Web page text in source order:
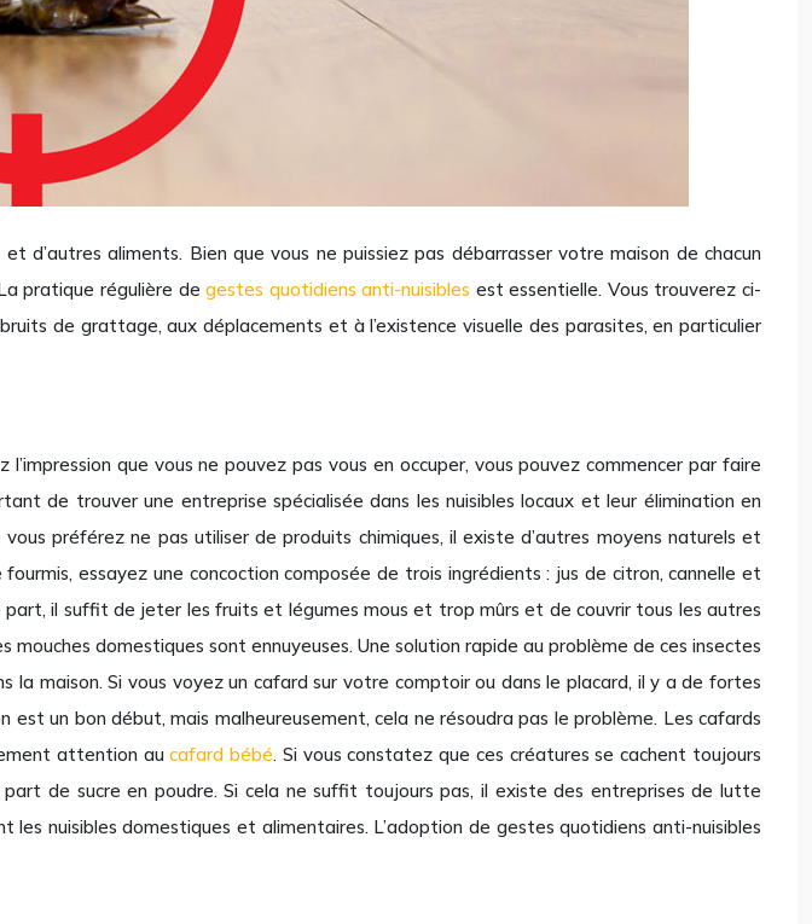
d’autres aliments. Bien que vous ne puissiez pas débarrasser votre maison de chacun
pratique régulière degestes quotidiens anti-nuisibles est essentielle. Vous trouverez ci-
de grattage, aux déplacements et à l’existence visuelle des parasites, en particulier
que vous ne pouvez pas vous en occuper, vous pouvez commencer par faire
de trouver une entreprise spécialisée dans les nuisibles locaux et leur élimination en
préférez ne pas utiliser de produits chimiques, il existe d’autres moyens naturels et
essayez une concoction composée de trois ingrédients : jus de citron, cannelle et
il suffit de jeter les fruits et légumes mous et trop mûrs et de couvrir tous les autres
domestiques sont ennuyeuses. Une solution rapide au problème de ces insectes
la maison. Si vous voyez un cafard sur votre comptoir ou dans le placard, il y a de fortes
un bon début, mais malheureusement, cela ne résoudra pas le problème. Les cafards
attention aucafard bébé. Si vous constatez que ces créatures se cachent toujours
de sucre en poudre. Si cela ne suffit toujours pas, il existe des entreprises de lutte
nuisibles domestiques et alimentaires. L’adoption de gestes quotidiens anti-nuisibles